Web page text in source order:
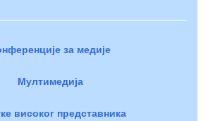
за медије
Мултимедија
високог представника